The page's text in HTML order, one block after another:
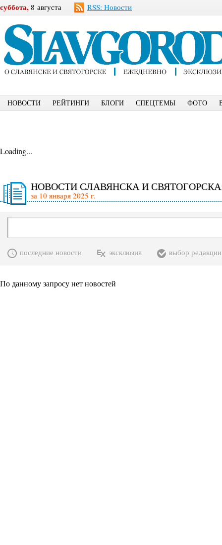
суббота, 8 августа RSS: Новости
НОВОСТИ РЕЙТИНГИ БЛОГИ СПЕЦТЕМЫ ФОТО
Loading...
НОВОСТИ СЛАВЯНСКА И
за 10 января 2025 г.
последние новости эксклюзив выбор редакции
По данному запросу нет новостей